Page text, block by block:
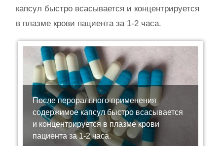
капсул быстро всасывается и концентрируется
в плазме крови пациента за 1-2 часа.
После перорального применения
содержимое капсул быстро всасывается
и концентрируется в плазме крови
пациента за 1-2 часа.